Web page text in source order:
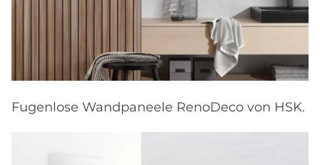
Fugenlose Wandpaneele RenoDeco von HSK.